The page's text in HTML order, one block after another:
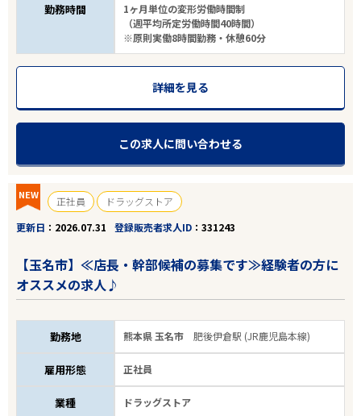
勤務時間
1ヶ月単位の変形労働時間制
（週平均所定労働時間40時間）
※原則実働8時間勤務・休憩60分
詳細を見る
この求人に問い合わせる
NEW 正社員
ドラッグストア
更新日
2026.07.31 登録販売者求人ID 331243
【玉名市】≪店長・幹部候補の募集です≫経験者の方に
オススメの求人♪
勤務地 熊本県 玉名市肥後伊倉駅 (JR鹿児島本線)
雇用形態 正社員
業種 ドラッグストア